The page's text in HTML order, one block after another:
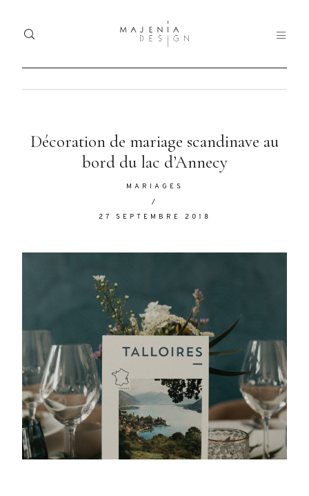
Décoration de mariage scandinave au
bord du lac d’Annecy
MARIAGES
/
27 SEPTEMBRE 2018
Dolor
Tristique
mollis
ornare vel
eu leo.
Aenean
lacinia
bibendum
nulla sed
consectetur.
Aenean
lacinia
bibendum
nulla sed
consectetur.
Portfolio
About
Contact